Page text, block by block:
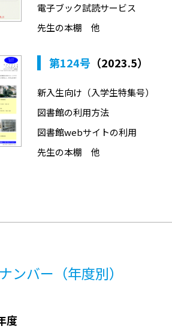
電子ブック試読サービス
先生の本棚 他
第124号 （2023.5）
新入生向け（入学生特集号）
図書館の利用方法
図書館webサイトの利用
先生の本棚 他
ンバー（年度別）
度